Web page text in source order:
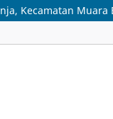
Kecamatan